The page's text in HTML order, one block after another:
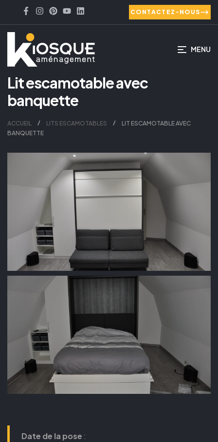
CONTACTEZ-NOUS
MENU
Lit escamotable avec
banquette
ACCUEIL LITS ESCAMOTABLES
LIT ESCAMOTABLE AVEC
BANQUETTE
Date de la pose :